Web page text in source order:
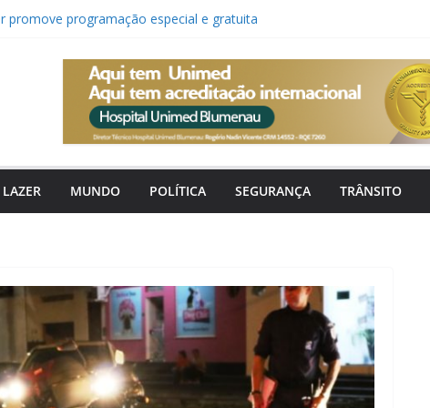
promove programação especial e gratuita
para Santa Catarina
Rua promove concerto gratuito de música
em Blumenau
recusa a desistir: a história da pequena
de seus pais
saída de Gian Rodrigues após vice-
LAZER MUNDO POLÍTICA SEGURANÇA TRÂNSITO